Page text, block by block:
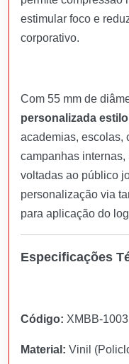
estimular foco e
corporativo.
Com 55 mm de
personalizada
academias, escolas,
campanhas
voltadas ao público
personalização via
para aplicação do
Especificações
Código: XMBB-1003
Material: Vinil